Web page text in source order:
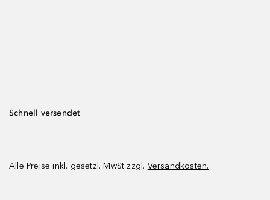
Schnell versendet
Alle Preise inkl. gesetzl. MwSt zzgl. Versandkosten.